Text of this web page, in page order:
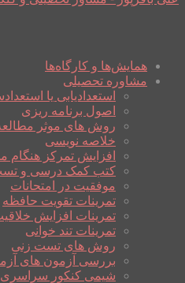
همایش‌ها و کارگاه‌ها
مشاوره تحصیلی
استعدادیابی یا
اصول برنامه ریزی
روش های موثر
خلاصه نویسی
افزایش تمرکز هنگام
کتب کمک درسی و
موفقیت در امتحانات
تمرینات تقویت حافظه
تمرینات افزایش
تمرینات تند خوانی
روش های تست زنی
بررسی آزمون های
شیمی کنکور سراسری